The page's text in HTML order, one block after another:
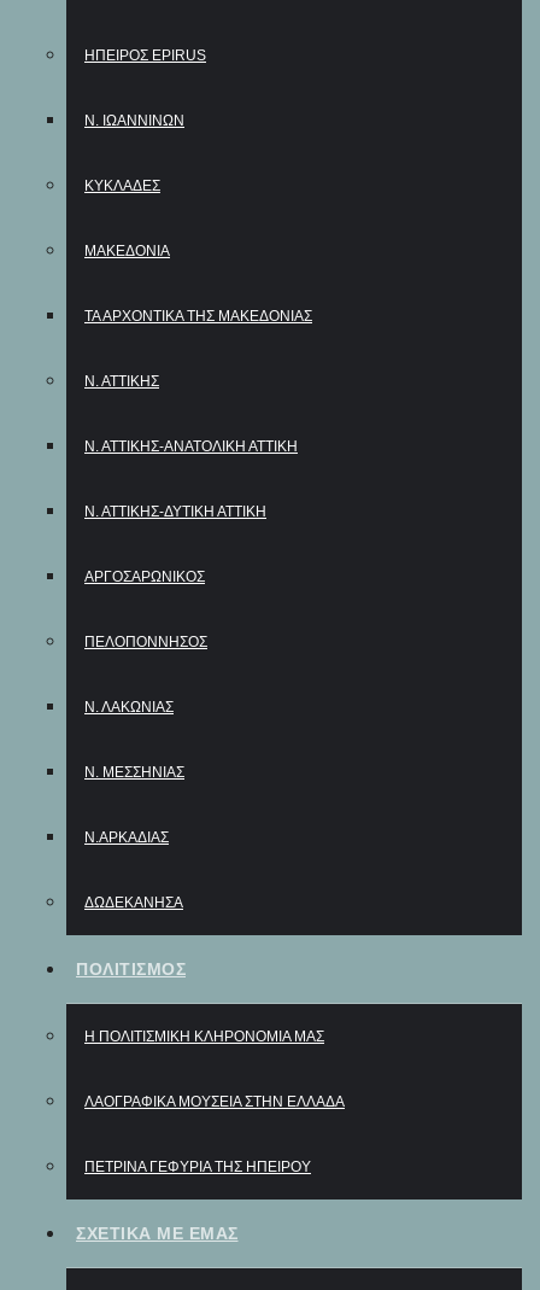
ΗΠΕΙΡΟΣ EPIRUS
Ν. ΙΩΑΝΝΙΝΩΝ
ΚΥΚΛΑΔΕΣ
ΜΑΚΕΔΟΝΙΑ
ΤΑ ΑΡΧΟΝΤΙΚΑ ΤΗΣ ΜΑΚΕΔΟΝΙΑΣ
Ν. ΑΤΤΙΚΗΣ
Ν. ΑΤΤΙΚΗΣ-ΑΝΑΤΟΛΙΚΗ ΑΤΤΙΚΗ
Ν. ΑΤΤΙΚΗΣ-ΔΥΤΙΚΗ ΑΤΤΙΚΗ
ΑΡΓΟΣΑΡΩΝΙΚΟΣ
ΠΕΛΟΠΟΝΝΗΣΟΣ
Ν. ΛΑΚΩΝΙΑΣ
Ν. ΜΕΣΣΗΝΙΑΣ
Ν.ΑΡΚΑΔΙΑΣ
ΔΩΔΕΚΑΝΗΣΑ
ΠΟΛΙΤΙΣΜΟΣ
Η ΠΟΛΙΤΙΣΜΙΚΗ ΚΛΗΡΟΝΟΜΙΑ ΜΑΣ
ΛΑΟΓΡΑΦΙΚΆ ΜΟΥΣΕΊΑ ΣΤΗΝ ΕΛΛΆΔΑ
ΠΕΤΡΙΝΑ ΓΕΦΥΡΙΑ ΤΗΣ ΗΠΕΙΡΟΥ
ΣΧΕΤΙΚΑ ΜΕ ΕΜΑΣ